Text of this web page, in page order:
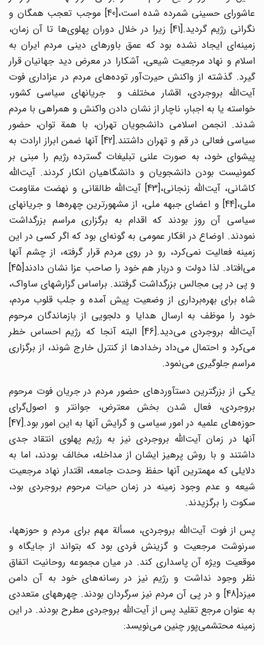
عاشورای حسینی شمرده شده است،[40] موجب تعجب همگان و
نگرانی رژیم گردید.[41] زیرا در خلال دوران پهلوی‌ها تا آن زمان،
زمینه‌ای ایجاد نشده بود که عمق باورهای دینی مردم ایران به
اسلام و نهاد مرجعیت شیعی، آشکارا در معرض دید جهانیان قرار
گیرد. گذشته از واکنش حیرت‌آور توده‌های مردم در عزاداری فوت
آیت‌الله بروجردی، اقشار مختلف و جریانهای سیاسی کشور،
خواسته یا به اجبار، ناچار از نشان دادن واکنش و همراهی با مردم
شدند. انجمن اسلامی دانشجویان تهران، با همة توان، حضور
سیاسی فعالی در قم و تهران داشتند.[42] آنها ضمن ابراز ارادت به
پیشوای خود، به صورت علنی تبلیغات گسترده رژیم را مبنی بر
کمونیست بودن دانشجویان و دانشگاهیان انکار کردند. آیت‌الله
کاشانی، آیت‌الله زنجانی،[43] آیت‌الله طالقانی و نهضت مقاومت
ملی،[44] و اعضای جبهه ملی، از مشهورترین چهره‌ها و جریانهای
سیاسی آن روز بودند که اقدام به برگزاری مراسم بزرگداشت
نمودند. اوضاع در افکار عمومی به گونه‌ای بود که اگر کسی در این
زمینه فعالیت نمی‌کرد، رو در روی مردم قرار گرفته، از چشم آنها
می‌افتاد. لذا دولت و دربار هم خود را صاحب عزا نشان دادند[45]
و پی در پی مجالس بزرگداشت گرفتند. براساس گزارشهای ساواک،
شاه برای بهره‌برداری از وضعیت پیش آمده و جلب قلوب مردم،
خود را موظف به ارسال هدایا و دلجویی از بازماندگان مرحوم
آیت‌الله بروجردی می‌دید.[46] البته آنجا که رژیم احساس خطر
می‌کرد و احتمال می‌داد رخدادها از کنترل خارج شوند، از برگزاری
مراسم جلوگیری می‌نمود.
یکی از بزرگترین دستآوردهای حضور مردم در جریان فوت مرحوم
بروجردی، فعال شدن بخش معترض، جوانتر و اصول‌گرای
حوزه‌های علمیه در امور سیاسی و گرایش آنها به این امور بود.[47]
آنها در زمان آیت‌الله بروجردی نیز به رژیم پهلوی انتقاد جدی
داشتند و با روش پرهیز ایشان از مداخله، مخالف بودند، اما به
دلایلی که مهم‎ترین آنها حفظ وحدت جامعه، اقتدار نهاد مرجعیت
شیعه و عدم وجود زمینه در زمان حیات مرحوم بروجردی بود،
سکوت را برگزیدند.
پس از فوت آیت‌الله بروجردی، مسألة مهم برای مردم و حوزهها،
سرنوشت مرجعیت و گزینش فردی بود که بتواند از جایگاه و
موقعیت ویژه آن پاسداری کند. در میان مجموعه روحانیت اتفاق
نظر وجود نداشت و رژیم نیز در رسانه‌های خود به آن دامن
می‎زد[48] و در پی آن مردم نیز سرگردان بودند. چهرههای متعددی
به عنوان مرجع تقلید پس از آیت‌الله بروجردی مطرح بودند. در این
زمینه محتشمی‌پور چنین می‌نویسد: